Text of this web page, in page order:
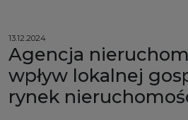
13.12.2024
Agencja
wpływ lokalnej
rynek